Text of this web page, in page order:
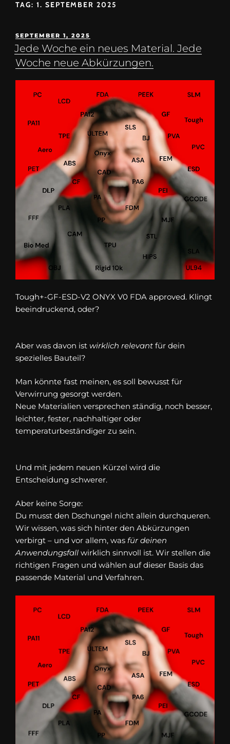
TAG: 1. SEPTEMBER 2025
SEPTEMBER 1, 2025
Jede Woche ein neues Material. Jede
Woche neue Abkürzungen.
Tough+-GF-ESD-V2 ONYX V0 FDA approved. Klingt
beeindruckend, oder?
Aber was davon ist wirklich relevant für dein
spezielles Bauteil?
Man könnte fast meinen, es soll bewusst für
Verwirrung gesorgt werden.
Neue Materialien versprechen ständig, noch besser,
leichter, fester, nachhaltiger oder
temperaturbeständiger zu sein.
Und mit jedem neuen Kürzel wird die
Entscheidung schwerer.
Aber keine Sorge:
Du musst den Dschungel nicht allein durchqueren.
Wir wissen, was sich hinter den Abkürzungen
verbirgt – und vor allem, was für deinen
Anwendungsfall wirklich sinnvoll ist. Wir stellen die
richtigen Fragen und wählen auf dieser Basis das
passende Material und Verfahren.